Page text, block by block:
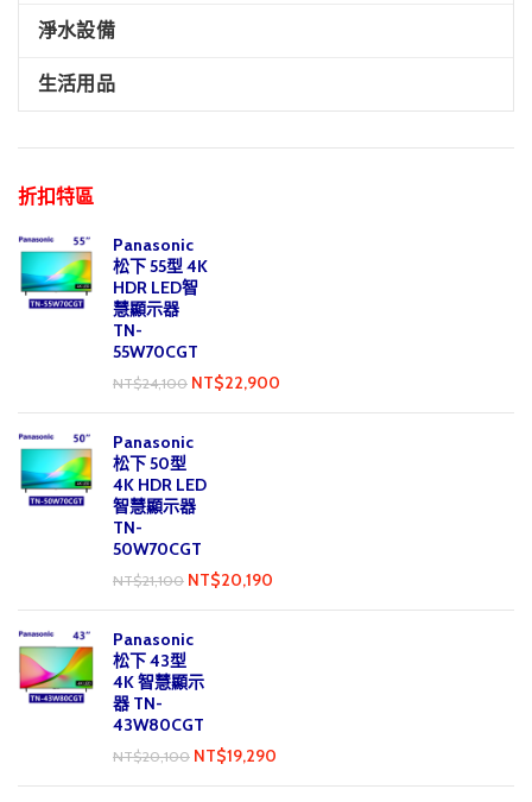
淨水設備
生活用品
折扣特區
Panasonic
松下 55型 4K
HDR LED智
慧顯示器
TN-
55W70CGT
NT$24,100 NT$22,900
Panasonic
松下 50型
4K HDR LED
智慧顯示器
TN-
50W70CGT
NT$21,100 NT$20,190
Panasonic
松下 43型
4K 智慧顯示
器 TN-
43W80CGT
NT$20,100 NT$19,290